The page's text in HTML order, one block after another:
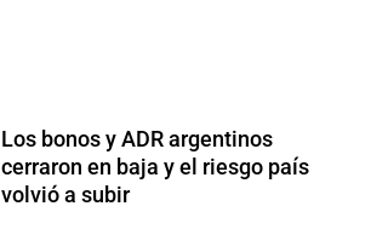
Los bonos y ADR argentinos
cerraron en baja y el riesgo país
volvió a subir